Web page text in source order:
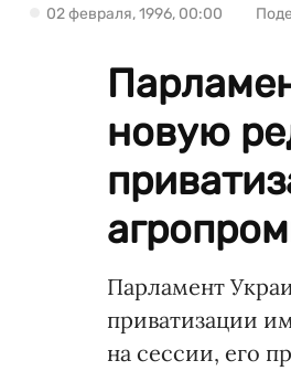
02 февраля, 1996, 00:00
новую
Парламент
приватизации
на сессии, его